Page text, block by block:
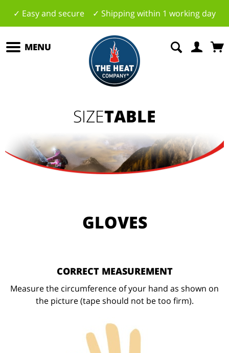
✓ Easy and secure ✓ Shipping within 1 working day
MENU
SIZETABLE
GLOVES
CORRECT MEASUREMENT
Measure the circumference of your hand as shown on
the picture (tape should not be too firm).